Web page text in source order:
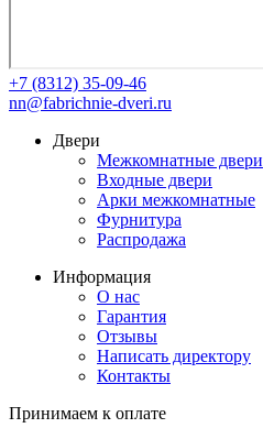
+7 (8312) 35-09-46
nn@fabrichnie-dveri.ru
Двери
Межкомнатные двери
Входные двери
Арки межкомнатные
Фурнитура
Распродажа
Информация
О нас
Гарантия
Отзывы
Написать директору
Контакты
Принимаем к оплате